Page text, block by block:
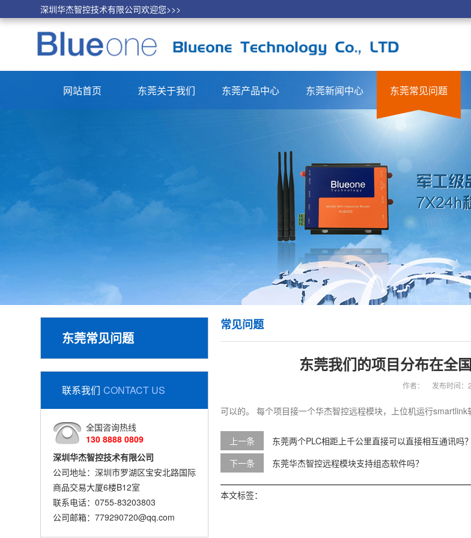
深圳华杰智控技术有限公司欢迎您>>>
网站首页 东莞关于我们 东莞产品中心 东莞新闻中心 东莞常见问题
东莞常见问题
联系我们 CONTACT US
全国咨询热线
130 8888 0809
深圳华杰智控技术有限公司
公司地址：深圳市罗湖区宝安北路国际
商品交易大厦6楼B12室
联系电话：0755-83203803
公司邮箱：779290720@qq.com
常见问题
东莞我们的项目分布在全
作者： 发布时间
可以的。 每个项目接一个华杰智控远程模块，上位机运行smartlink
上一条
东莞两个PLC相距上千公里直接可以直接相互通讯吗？
下一条
东莞华杰智控远程模块支持组态软件吗？
本文标签：